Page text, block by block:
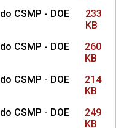
CSMP - DOE
233
KB
CSMP - DOE
260
KB
CSMP - DOE
214
KB
CSMP - DOE
249
KB